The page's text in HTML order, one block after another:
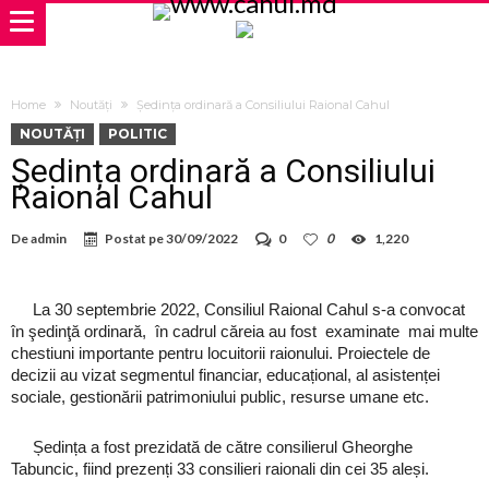
Home Noutăți Ședința ordinară a Consiliului Raional Cahul
NOUTĂȚI POLITIC
Ședința ordinară a Consiliului
Raional Cahul
Deadmin Postat pe30/09/2022 0 0 1,220
La 30 septembrie 2022, Consiliul Raional Cahul s-a convocat
în şedinţă ordinară, în cadrul căreia au fost examinate mai multe
chestiuni importante pentru locuitorii raionului. Proiectele de
decizii au vizat segmentul financiar, educațional, al asistenței
sociale, gestionării patrimoniului public, resurse umane etc.
Ședința a fost prezidată de către consilierul Gheorghe
Tabuncic, fiind prezenți 33 consilieri raionali din cei 35 aleși.